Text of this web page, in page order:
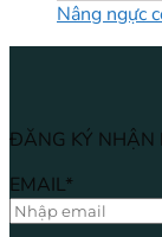
Nâng ngực
ĐĂNG KÝ
EMAIL*